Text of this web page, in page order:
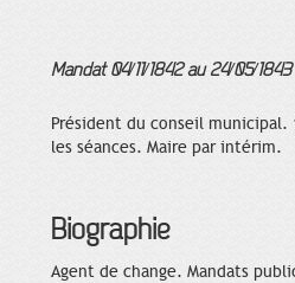
Mandat 04/11/1842 au 24/05/1843
Président du conseil
les séances. Maire par intérim.
Biographie
Agent de change. Mandats